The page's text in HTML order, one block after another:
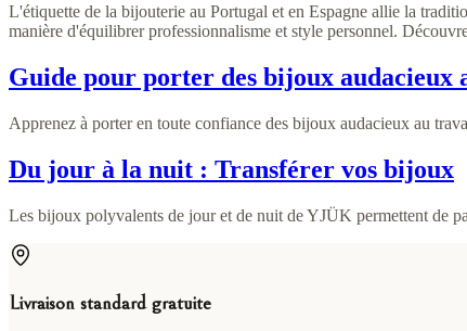
L'étiquette de la bijouterie au Portugal et en Espagne allie la
manière d'équilibrer professionnalisme et style personnel.
Guide pour porter des bijoux audacieux
Apprenez à porter en toute confiance des bijoux audacieux au
Du jour à la nuit : Transférer vos bijoux
Les bijoux polyvalents de jour et de nuit de YJÜK permettent de
Livraison standard gratuite